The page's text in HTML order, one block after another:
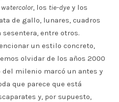
watercolor, los tie-dye y los
de gallo, lunares, cuadros
entre otros.
un estilo concreto,
olvidar de los años 2000
milenio marcó un antes y
que parece que está
y, por supuesto,